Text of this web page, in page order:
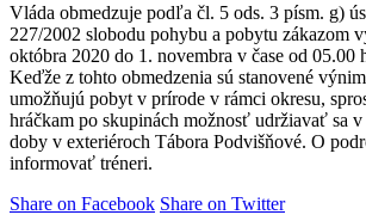
Vláda obmedzuje podľa čl. 5 ods. 3 písm. g)
227/2002 slobodu pohybu a pobytu zákazom
októbra 2020 do 1. novembra v čase od 05.00
Keďže z tohto obmedzenia sú stanovené
umožňujú pobyt v prírode v rámci okresu,
hráčkam po skupinách možnosť udržiavať sa
doby v exteriéroch Tábora Podvišňové. O
informovať tréneri.
Share on Facebook Share on Twitter